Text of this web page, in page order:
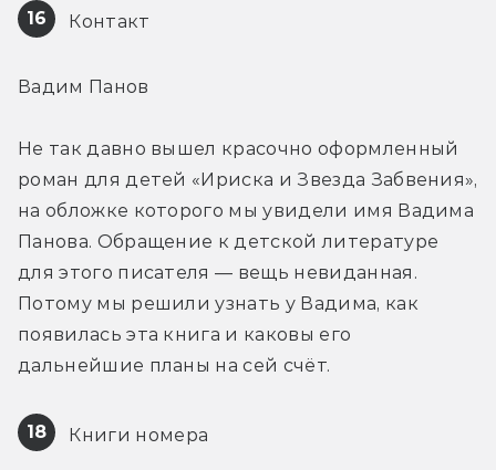
16 Контакт
Вадим Панов
Не так давно вышел красочно оформленный
роман для детей «Ириска и Звезда Забвения»,
на обложке которого мы увидели имя Вадима
Панова. Обращение к детской литературе
для этого писателя — вещь невиданная.
Потому мы решили узнать у Вадима, как
появилась эта книга и каковы его
дальнейшие планы на сей счёт.
18 Книги номера